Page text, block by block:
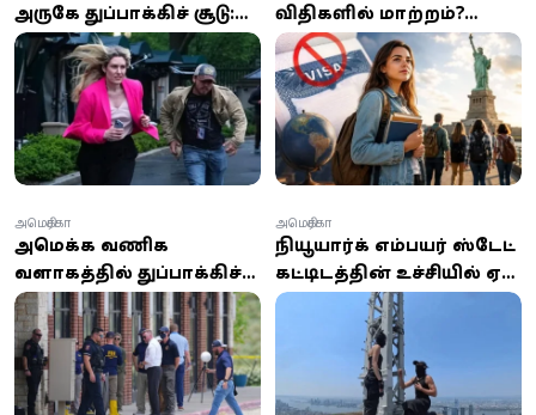
அருகே துப்பாக்கிச் சூடு:
அமெரிக்க தலைநகரில்
பரபரப்பு
விதிகளில் மாற்றம்?
செப்டம்பர் 15-க்குள்
திரும்ப வேண்டிய
அவசியம் ஏன்?
அமெரிக்க வணிக
வளாகத்தில் துப்பாக்கிச்
சூடு: இருவர் உயிரிழப்பு -
சந்தேக நபர் கைது
அமெரிக்கா
நியூயார்க் எம்பயர் ஸ்டேட்
கட்டிடத்தின் உச்சியில் ஏறி
காதலை சொல்லிய
இளைஞன்!
அமெரிக்கா